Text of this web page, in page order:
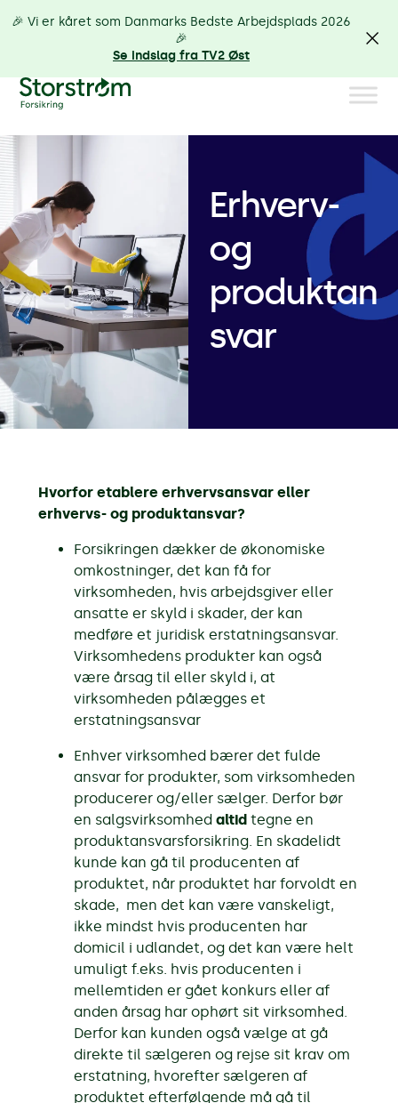
Erhverv-
og
produktan
svar
Hvorfor etablere erhvervsansvar eller
erhvervs- og produktansvar?
Forsikringen dækker de økonomiske
omkostninger, det kan få for
virksomheden, hvis arbejdsgiver eller
ansatte er skyld i skader, der kan
medføre et juridisk erstatningsansvar.
Virksomhedens produkter kan også
være årsag til eller skyld i, at
virksomheden pålægges et
erstatningsansvar
Enhver virksomhed bærer det fulde
ansvar for produkter, som virksomheden
producerer og/eller sælger. Derfor bør
en salgsvirksomhed altidtegne en
produktansvarsforsikring. En skadelidt
kunde kan gå til producenten af
produktet, når produktet har forvoldt en
skade, men det kan være vanskeligt,
ikke mindst hvis producenten har
domicil i udlandet, og det kan være helt
umuligt f.eks. hvis producenten i
mellemtiden er gået konkurs eller af
anden årsag har ophørt sit virksomhed.
Derfor kan kunden også vælge at gå
direkte til sælgeren og rejse sit krav om
erstatning, hvorefter sælgeren af
produktet efterfølgende må gå til
🎉 Vi er kåret som Danmarks Bedste Arbejdsplads 2026
🎉
Se indslag fra TV2 Øst